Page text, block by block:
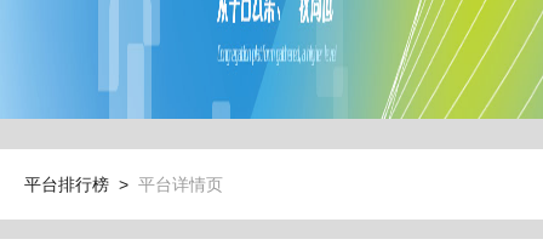
平台排行榜 > 平台详情页